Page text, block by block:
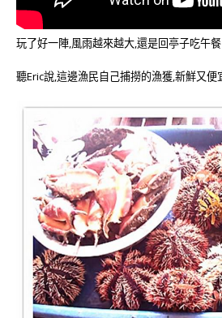
玩了好一陣,風雨越來越大,還是回亭子吃午餐
聽Eric說,這邊漁民自己捕撈的漁獲,新鮮又便